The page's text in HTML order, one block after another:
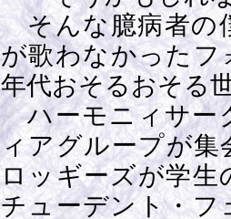
そんな臆病者の
が歌わなかったフ
年代おそるおそる
ハーモニィサー
ィアグループが集
ロッギーズが学生
チューデント・フ